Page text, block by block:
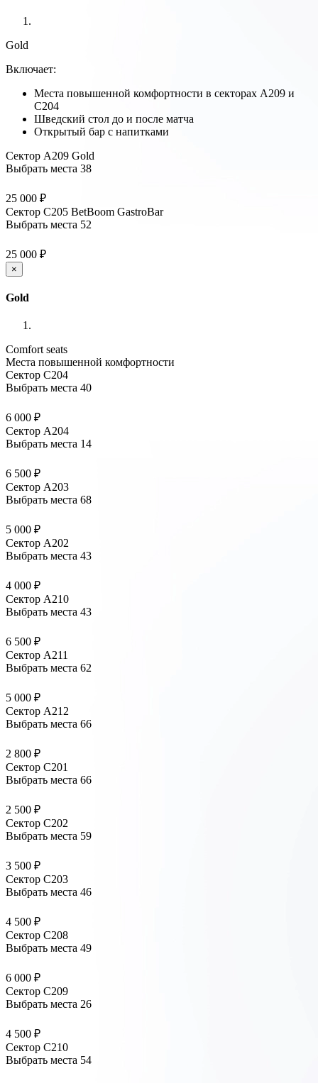
Gold
Включает:
Места повышенной комфортности в секторах А209 и
С204
Шведский стол до и после матча
Открытый бар с напитками
Сектор А209 Gold
Выбрать места 38
25 000 ₽
Сектор С205 BetBoom GastroBar
Выбрать места 52
25 000 ₽
×
Gold
Comfort seats
Места повышенной комфортности
Сектор С204
Выбрать места 40
6 000 ₽
Сектор А204
Выбрать места 14
6 500 ₽
Сектор А203
Выбрать места 68
5 000 ₽
Сектор А202
Выбрать места 43
4 000 ₽
Сектор А210
Выбрать места 43
6 500 ₽
Сектор А211
Выбрать места 62
5 000 ₽
Сектор А212
Выбрать места 66
2 800 ₽
Сектор С201
Выбрать места 66
2 500 ₽
Сектор С202
Выбрать места 59
3 500 ₽
Сектор С203
Выбрать места 46
4 500 ₽
Сектор С208
Выбрать места 49
6 000 ₽
Сектор С209
Выбрать места 26
4 500 ₽
Сектор С210
Выбрать места 54